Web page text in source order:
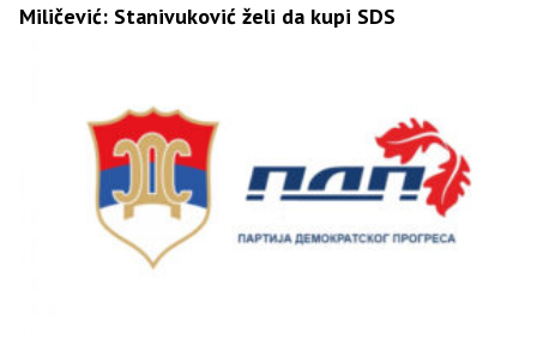
Miličević: Stanivuković želi da kupi SDS